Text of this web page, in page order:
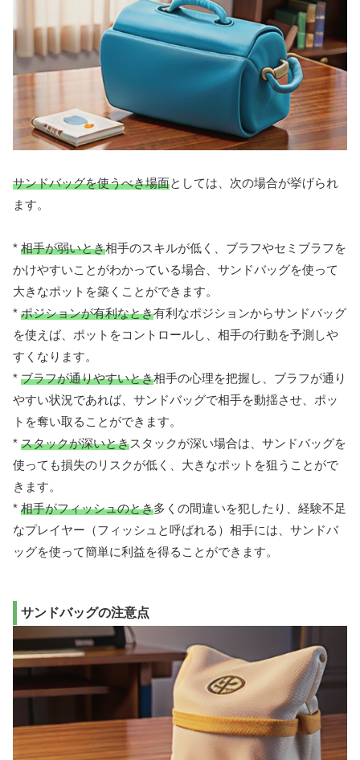
サンドバッグを使うべき場面としては、次の場合が挙げられ
ます。
* 相手が弱いとき相手のスキルが低く、ブラフやセミブラフを
かけやすいことがわかっている場合、サンドバッグを使って
大きなポットを築くことができます。
* ポジションが有利なとき有利なポジションからサンドバッグ
を使えば、ポットをコントロールし、相手の行動を予測しや
すくなります。
* ブラフが通りやすいとき相手の心理を把握し、ブラフが通り
やすい状況であれば、サンドバッグで相手を動揺させ、ポッ
トを奪い取ることができます。
* スタックが深いときスタックが深い場合は、サンドバッグを
使っても損失のリスクが低く、大きなポットを狙うことがで
きます。
* 相手がフィッシュのとき多くの間違いを犯したり、経験不足
なプレイヤー（フィッシュと呼ばれる）相手には、サンドバ
ッグを使って簡単に利益を得ることができます。
サンドバッグの注意点